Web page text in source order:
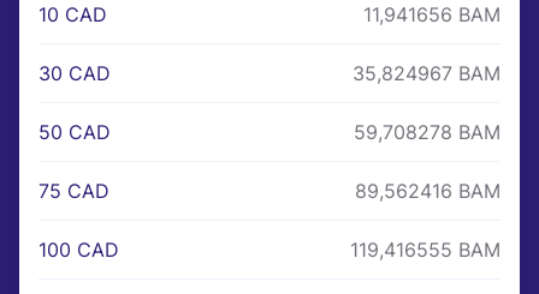
10 CAD 11,941656 BAM
30 CAD 35,824967 BAM
50 CAD 59,708278 BAM
75 CAD 89,562416 BAM
100 CAD 119,416555 BAM